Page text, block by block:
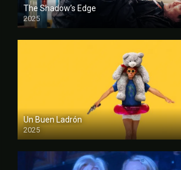
The Shadow’s Edge
2025
FULL HD
Un Buen Ladrón
2025
FULL HD